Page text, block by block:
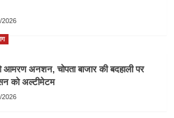
2026
आमरण अनशन, चोपता बाजार की बदहाली पर
को अल्टीमेटम
2026